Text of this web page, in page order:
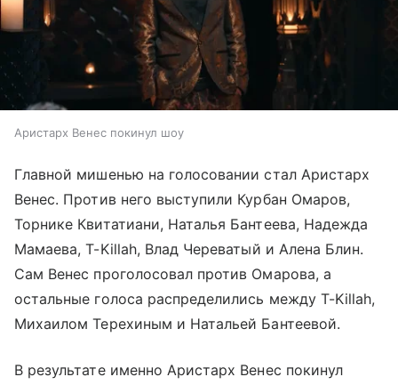
Аристарх Венес покинул шоу
Главной мишенью на голосовании стал Аристарх
Венес. Против него выступили Курбан Омаров,
Торнике Квитатиани, Наталья Бантеева, Надежда
Мамаева, T-Killah, Влад Череватый и Алена Блин.
Сам Венес проголосовал против Омарова, а
остальные голоса распределились между T-Killah,
Михаилом Терехиным и Натальей Бантеевой.
В результате именно Аристарх Венес покинул